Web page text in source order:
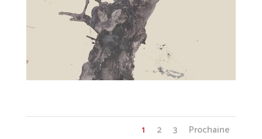
1 2 3 Prochaine